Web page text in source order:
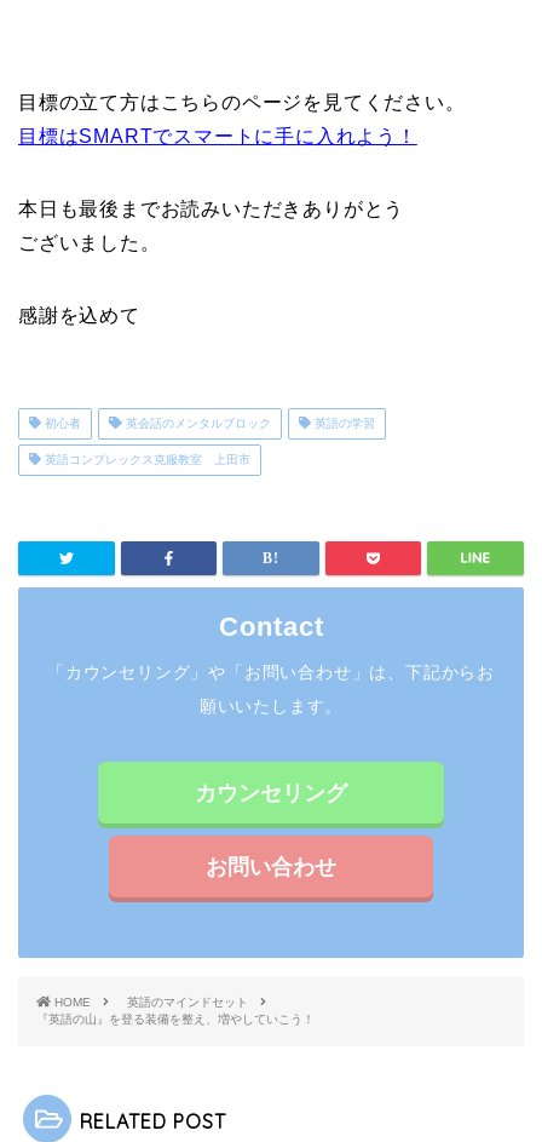
目標の立て方はこちらのページを見てください。
目標はSMARTでスマートに手に入れよう！
本日も最後までお読みいただきありがとう
ございました。
感謝を込めて
初心者 英会話のメンタルブロック 英語の学習
英語コンプレックス克服教室 上田市
Contact
「カウンセリング」や「お問い合わせ」は、下記からお
願いいたします。
カウンセリング
お問い合わせ
HOME
英語のマインドセット
『英語の山』を登る装備を整え、増やしていこう！
RELATED POST